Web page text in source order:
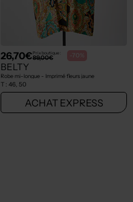
26,70€Prix boutique :
89,00€ -70%
BELTY
Robe mi-longue - Imprimé fleurs jaune
T : 46, 50
ACHAT EXPRESS